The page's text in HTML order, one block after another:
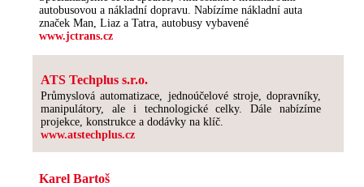
autobusovou a nákladní dopravu. Nabízíme nákladní auta
značek Man, Liaz a Tatra, autobusy vybavené
www.jctrans.cz
ATS Techplus s.r.o.
Průmyslová automatizace, jednoúčelové stroje, dopravníky,
manipulátory, ale i technologické celky. Dále nabízíme
projekce, konstrukce a dodávky na klíč.
www.atstechplus.cz
Karel Bartoš